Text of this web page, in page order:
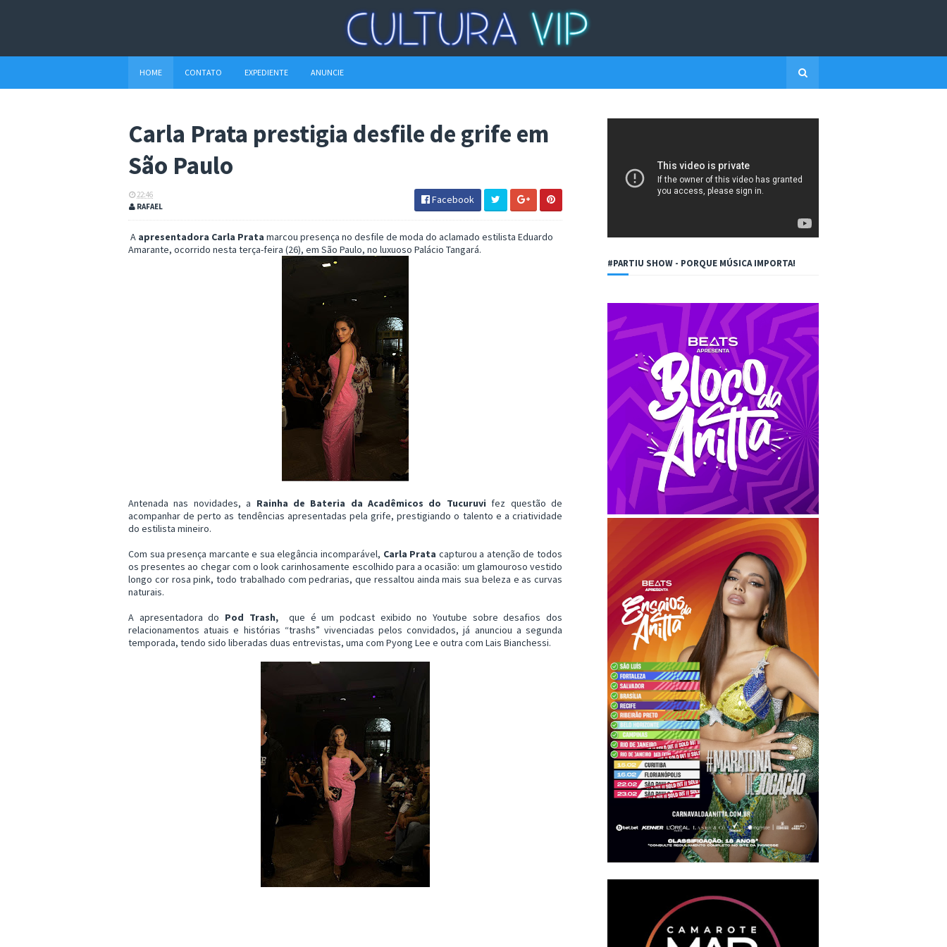
HOME CONTATO EXPEDIENTE ANUNCIE
Carla Prata prestigia desfile de grife em
São Paulo
22:46
RAFAEL
Facebook
A apresentadora Carla Prata marcou presença no desfile de moda do aclamado estilista Eduardo
Amarante, ocorrido nesta terça-feira (26), em São Paulo, no luxuoso Palácio Tangará.
Antenada nas novidades, a Rainha de Bateria da Acadêmicos do Tucuruvi fez questão de
acompanhar de perto as tendências apresentadas pela grife, prestigiando o talento e a criatividade
do estilista mineiro.
Com sua presença marcante e sua elegância incomparável, Carla Prata capturou a atenção de todos
os presentes ao chegar com o look carinhosamente escolhido para a ocasião: um glamouroso vestido
longo cor rosa pink, todo trabalhado com pedrarias, que ressaltou ainda mais sua beleza e as curvas
naturais.
A apresentadora do Pod Trash, que é um podcast exibido no Youtube sobre desafios dos
relacionamentos atuais e histórias “trashs” vivenciadas pelos convidados, já anunciou a segunda
temporada, tendo sido liberadas duas entrevistas, uma com Pyong Lee e outra com Lais Bianchessi.
#PARTIU SHOW - PORQUE MÚSICA IMPORTA!